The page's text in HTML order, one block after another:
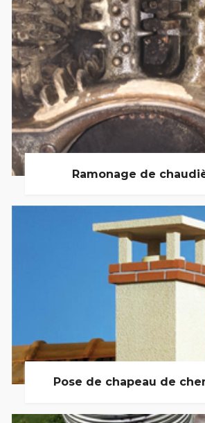
Ramonage de
Pose de chapeau de